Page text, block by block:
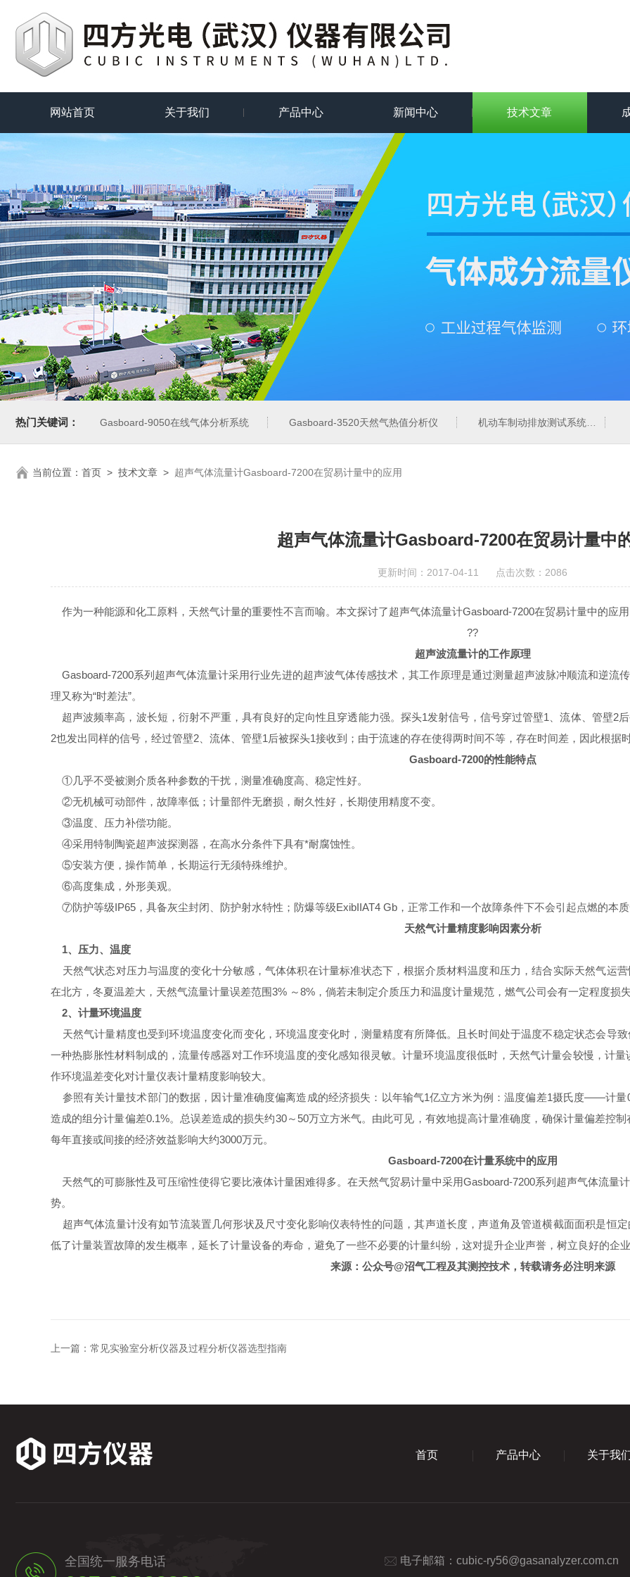
网站首页 关于我们 产品中心 新闻中心 技术文章
热门关键词： Gasboard-9050在线气体分析系统 Gasboard-3520天然气热值分析仪 机动车制动排放测试系统
当前位置： 首页 > 技术文章 > 超声气体流量计Gasboard-7200在贸易计量中的应用
超声气体流量计Gasboard-7200在贸易计量中
更新时间：2017-04-11 点击次数：2086
作为一种能源和化工原料，天然气计量的重要性不言而喻。本文探讨了超声气体流量计Gasboard-7200在贸易计量中的应
??
超声波流量计的工作原理
Gasboard-7200系列超声气体流量计采用行业先进的超声波气体传感技术，其工作原理是通过测量超声波脉冲顺流和逆流
理又称为“时差法”。
超声波频率高，波长短，衍射不严重，具有良好的定向性且穿透能力强。探头1发射信号，信号穿过管壁1、流体、管壁2
2也发出同样的信号，经过管壁2、流体、管壁1后被探头1接收到；由于流速的存在使得两时间不等，存在时间差，因此根据
Gasboard-7200的性能特点
①几乎不受被测介质各种参数的干扰，测量准确度高、稳定性好。
②无机械可动部件，故障率低；计量部件无磨损，耐久性好，长期使用精度不变。
③温度、压力补偿功能。
④采用特制陶瓷超声波探测器，在高水分条件下具有*耐腐蚀性。
⑤安装方便，操作简单，长期运行无须特殊维护。
⑥高度集成，外形美观。
⑦防护等级IP65，具备灰尘封闭、防护射水特性；防爆等级ExibIIAT4 Gb，正常工作和一个故障条件下不会引起点燃的本
天然气计量精度影响因素分析
1、压力、温度
天然气状态对压力与温度的变化十分敏感，气体体积在计量标准状态下，根据介质材料温度和压力，结合实际天然气运
在北方，冬夏温差大，天然气流量计量误差范围3% ～8%，倘若未制定介质压力和温度计量规范，燃气公司会有一定程度损
2、计量环境温度
天然气计量精度也受到环境温度变化而变化，环境温度变化时，测量精度有所降低。且长时间处于温度不稳定状态会导
一种热膨胀性材料制成的，流量传感器对工作环境温度的变化感知很灵敏。计量环境温度很低时，天然气计量会较慢，计
作环境温差变化对计量仪表计量精度影响较大。
参照有关计量技术部门的数据，因计量准确度偏离造成的经济损失：以年输气1亿立方米为例：温度偏差1摄氏度——计
造成的组分计量偏差0.1%。总误差造成的损失约30～50万立方米气。由此可见，有效地提高计量准确度，确保计量偏差控
每年直接或间接的经济效益影响大约3000万元。
Gasboard-7200在计量系统中的应用
天然气的可膨胀性及可压缩性使得它要比液体计量困难得多。在天然气贸易计量中采用Gasboard-7200系列超声气体流量
势。
超声气体流量计没有如节流装置几何形状及尺寸变化影响仪表特性的问题，其声道长度，声道角及管道横截面面积是恒
低了计量装置故障的发生概率，延长了计量设备的寿命，避免了一些不必要的计量纠纷，这对提升企业声誉，树立良好的企
来源：公众号@沼气工程及其测控技术，转载请务必注明来源
上一篇： 常见实验室分析仪器及过程分析仪器选型指南
首页 产品中心 关于我
全国统一服务电话 电子邮箱： cubic-ry56@gasanalyzer.com.cn